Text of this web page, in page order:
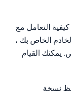
التعامل مع
الخاص بك ،
يمكنك القيام
نسخة